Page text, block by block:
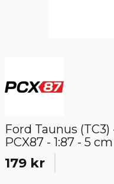
Ford Taunus
PCX87 - 1:87 - 5 cm
179 kr